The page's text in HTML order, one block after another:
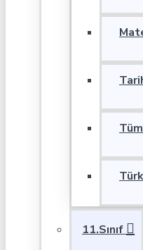
11.Sınıf